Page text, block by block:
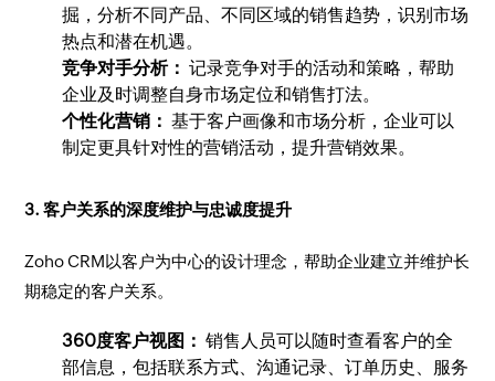
掘，分析不同产品、不同区域的销售趋势，识别市场
热点和潜在机遇。
竞争对手分析： 记录竞争对手的活动和策略，帮助
企业及时调整自身市场定位和销售打法。
个性化营销： 基于客户画像和市场分析，企业可以
制定更具针对性的营销活动，提升营销效果。
3. 客户关系的深度维护与忠诚度提升
Zoho CRM以客户为中心的设计理念，帮助企业建立并维护长
期稳定的客户关系。
360度客户视图： 销售人员可以随时查看客户的全
部信息，包括联系方式、沟通记录、订单历史、服务